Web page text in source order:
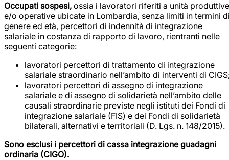
Occupati sospesi, ossia i lavoratori riferiti a unità produttive
e/o operative ubicate in Lombardia, senza limiti in termini
genere ed età, percettori di indennità di integrazione
salariale in costanza di rapporto di lavoro, rientranti nelle
seguenti categorie:
lavoratori percettori di trattamento di integrazione
salariale straordinario nell’ambito di interventi di
lavoratori percettori di assegno di integrazione
salariale e di assegno di solidarietà nell’ambito delle
causali straordinarie previste negli istituti dei Fondi di
integrazione salariale (FIS) e dei Fondi di solidarietà
bilaterali, alternativi e territoriali (D. Lgs. n. 148/2015).
Sono esclusi i percettori di cassa integrazione guadagni
ordinaria (CIGO).